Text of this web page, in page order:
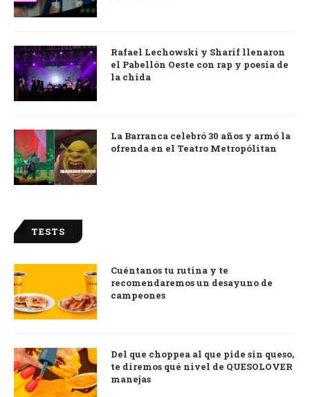
Rafael Lechowski y Sharif llenaron
el Pabellón Oeste con rap y poesía de
la chida
La Barranca celebró 30 años y armó la
ofrenda en el Teatro Metropólitan
TESTS
Cuéntanos tu rutina y te
recomendaremos un desayuno de
campeones
Del que choppea al que pide sin queso,
te diremos qué nivel de QUESOLOVER
manejas